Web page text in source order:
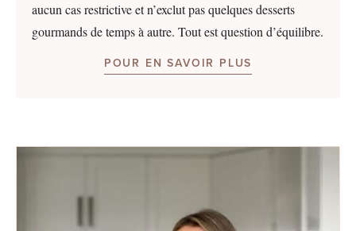
aucun cas restrictive et n’exclut pas quelques desserts
gourmands de temps à autre. Tout est question d’équilibre.
POUR EN SAVOIR PLUS